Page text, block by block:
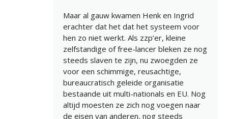
Maar al gauw kwamen Henk en Ingrid
erachter dat het dat het systeem voor
hen zo niet werkt. Als zzp’er, kleine
zelfstandige of free-lancer bleken ze nog
steeds slaven te zijn, nu zwoegden ze
voor een schimmige, reusachtige,
bureaucratisch geleide organisatie
bestaande uit multi-nationals en EU. Nog
altijd moesten ze zich nog voegen naar
de eisen van anderen, nog steeds